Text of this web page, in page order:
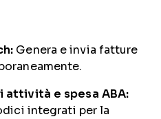
Genera e invia fatture
attività e spesa ABA:
integrati per la